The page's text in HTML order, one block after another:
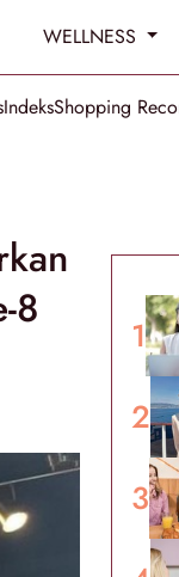
WELLNESS
IndeksShopping
8